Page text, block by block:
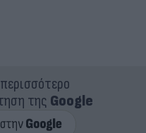
της Google